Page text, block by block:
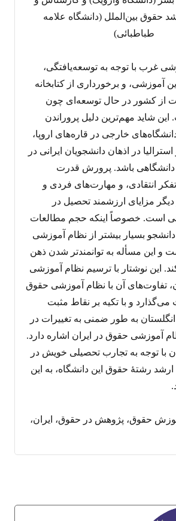
حقوق بین‌الملل (دانشگاه علامه
طباطبائی)
غرب با توجه به توسعه‌یافتگی،
آموزشی، و برخورداری از کتابخانه
از کشور در حال توسعه‌ای چون
این شاید مهم‌ترین دلیل پروراندن
خارجی در قاره‌های اروپا،
در اذهان دانشجویان ایرانی در
باشد. پرورش قدرت
تفکر انتقادی، و مهارت‌های فردی و
مزایای ارزشمند تحصیل در
است. خصوصاً اینکه حجم مطالعات
بسیار بیشتر از نظام آموزشی
و این مسأله به توانمندتر شدن ذهن
این نوشتار با ترسیم نظام آموزشی
تفاوت‌های آن با نظام آموزشی حقوق
می‌گذارد و با تکیه بر نقاط مثبت
به طور ضمنی به تغییرات در
آموزشی حقوق در ایران اشاره دارد.
با توجه به تجارب تحصیلی خویش در
رشتۀ حقوق این دانشگاه، به این
حقوق، پژوهش در حقوق، ایران،